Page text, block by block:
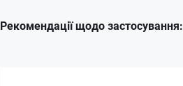
Рекомендації щодо застосування: